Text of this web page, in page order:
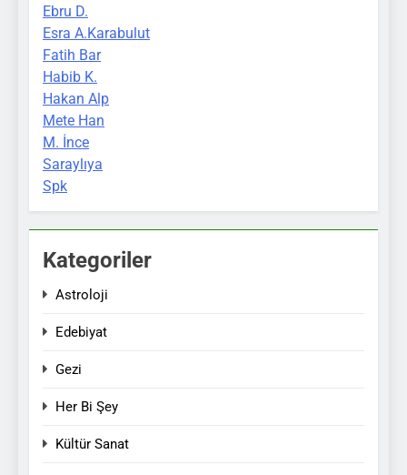
Ebru D.
Esra A.Karabulut
Fatih Bar
Habib K.
Hakan Alp
Mete Han
M. İnce
Saraylıya
Spk
Kategoriler
Astroloji
Edebiyat
Gezi
Her Bi Şey
Kültür Sanat